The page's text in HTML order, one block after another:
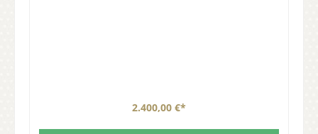
2.400,00 €*